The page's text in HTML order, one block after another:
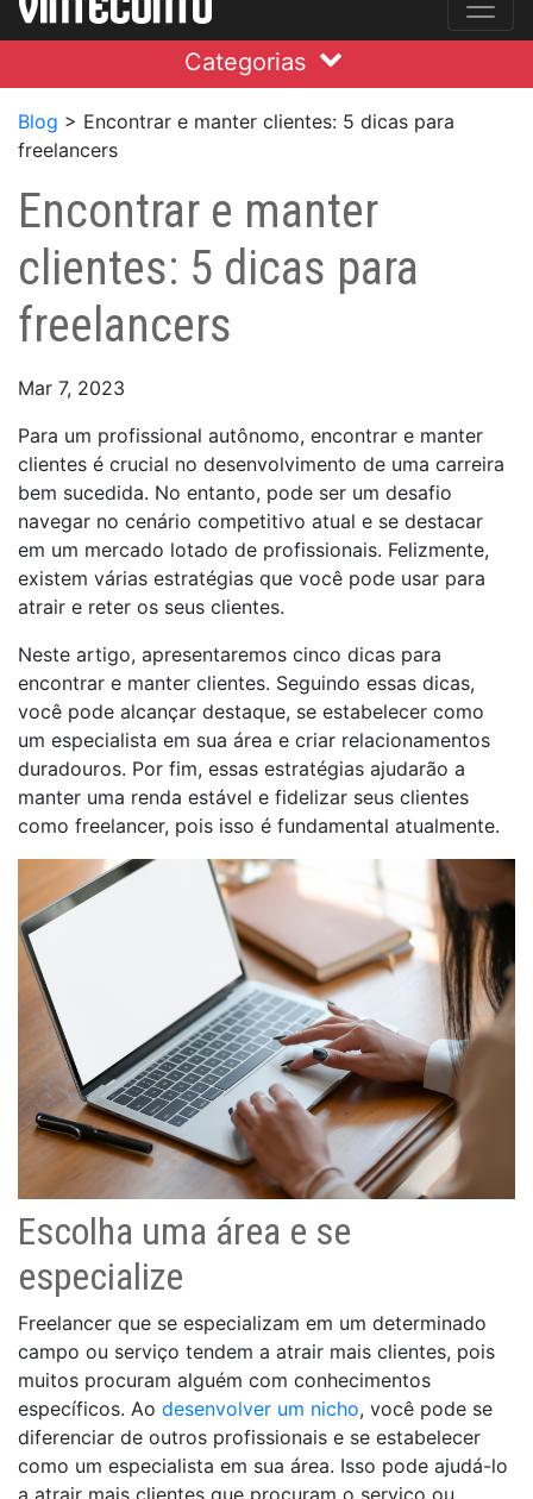
Categorias
Blog > Encontrar e manter clientes: 5 dicas para
freelancers
Encontrar e manter
clientes: 5 dicas para
freelancers
Mar 7, 2023
Para um profissional autônomo, encontrar e manter
clientes é crucial no desenvolvimento de uma carreira
bem sucedida. No entanto, pode ser um desafio
navegar no cenário competitivo atual e se destacar
em um mercado lotado de profissionais. Felizmente,
existem várias estratégias que você pode usar para
atrair e reter os seus clientes.
Neste artigo, apresentaremos cinco dicas para
encontrar e manter clientes. Seguindo essas dicas,
você pode alcançar destaque, se estabelecer como
um especialista em sua área e criar relacionamentos
duradouros. Por fim, essas estratégias ajudarão a
manter uma renda estável e fidelizar seus clientes
como freelancer, pois isso é fundamental atualmente.
Escolha uma área e se
especialize
Freelancer que se especializam em um determinado
campo ou serviço tendem a atrair mais clientes, pois
muitos procuram alguém com conhecimentos
específicos. Ao desenvolver um nicho, você pode se
diferenciar de outros profissionais e se estabelecer
como um especialista em sua área. Isso pode ajudá-lo
a atrair mais clientes que procuram o serviço ou